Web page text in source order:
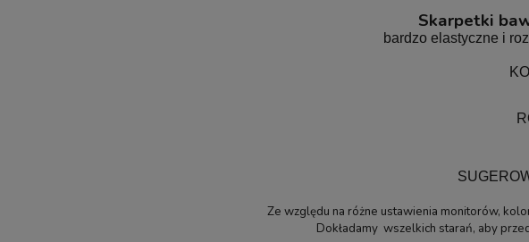
Skarpetki
bardzo elastyczne i
Ze względu na różne ustawienia monitorów,
Dokładamy wszelkich starań, aby